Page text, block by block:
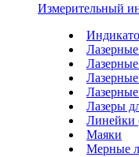
Измерительный
Лазеры
Линейки
Маяки
Мерные